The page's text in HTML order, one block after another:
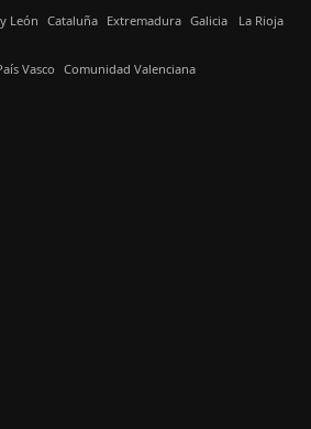
León Cataluña Extremadura Galicia La Rioja
Vasco Comunidad Valenciana